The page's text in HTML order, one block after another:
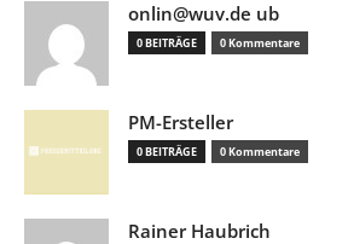
onlin@wuv.de ub
0 BEITRÄGE 0 Kommentare
PM-Ersteller
0 BEITRÄGE 0 Kommentare
Rainer Haubrich